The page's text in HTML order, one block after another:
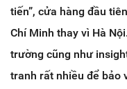
tiến”, cửa hàng đầu
Chí Minh thay vì Hà
trường cũng như
tranh rất nhiều để bảo